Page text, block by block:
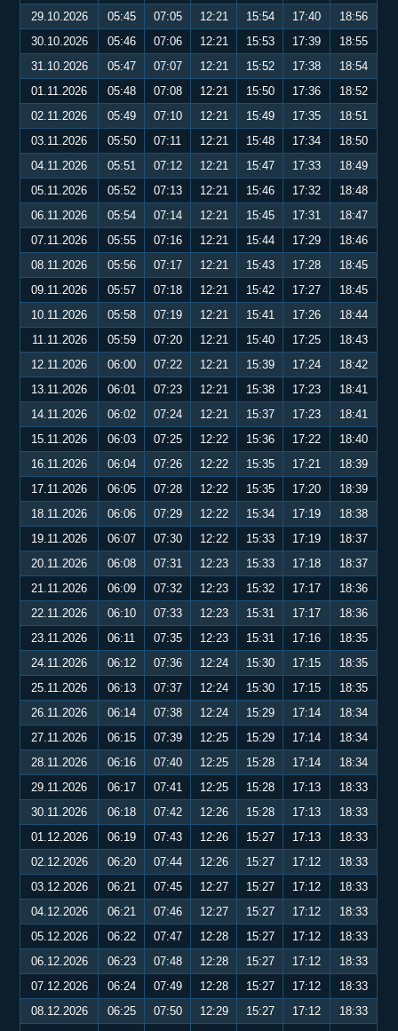
29.10.2026
05:45 07:05 12:21 15:54 17:40
18:56
30.10.2026
05:46 07:06 12:21 15:53 17:39
18:55
31.10.2026
05:47 07:07 12:21 15:52 17:38
18:54
01.11.2026
05:48 07:08 12:21 15:50 17:36
18:52
02.11.2026
05:49 07:10 12:21 15:49 17:35
18:51
03.11.2026
05:50 07:11 12:21 15:48 17:34
18:50
04.11.2026
05:51 07:12 12:21 15:47 17:33
18:49
05.11.2026
05:52 07:13 12:21 15:46 17:32
18:48
06.11.2026
05:54 07:14 12:21 15:45 17:31
18:47
07.11.2026
05:55 07:16 12:21 15:44 17:29
18:46
08.11.2026
05:56 07:17 12:21 15:43 17:28
18:45
09.11.2026
05:57 07:18 12:21 15:42 17:27
18:45
10.11.2026
05:58 07:19 12:21 15:41 17:26
18:44
11.11.2026
05:59 07:20 12:21 15:40 17:25
18:43
12.11.2026
06:00 07:22 12:21 15:39 17:24
18:42
13.11.2026
06:01 07:23 12:21 15:38 17:23
18:41
14.11.2026
06:02 07:24 12:21 15:37 17:23
18:41
15.11.2026
06:03 07:25 12:22 15:36 17:22
18:40
16.11.2026
06:04 07:26 12:22 15:35 17:21
18:39
17.11.2026
06:05 07:28 12:22 15:35 17:20
18:39
18.11.2026
06:06 07:29 12:22 15:34 17:19
18:38
19.11.2026
06:07 07:30 12:22 15:33 17:19
18:37
20.11.2026
06:08 07:31 12:23 15:33 17:18
18:37
21.11.2026
06:09 07:32 12:23 15:32 17:17
18:36
22.11.2026
06:10 07:33 12:23 15:31 17:17
18:36
23.11.2026
06:11 07:35 12:23 15:31 17:16
18:35
24.11.2026
06:12 07:36 12:24 15:30 17:15
18:35
25.11.2026
06:13 07:37 12:24 15:30 17:15
18:35
26.11.2026
06:14 07:38 12:24 15:29 17:14
18:34
27.11.2026
06:15 07:39 12:25 15:29 17:14
18:34
28.11.2026
06:16 07:40 12:25 15:28 17:14
18:34
29.11.2026
06:17 07:41 12:25 15:28 17:13
18:33
30.11.2026
06:18 07:42 12:26 15:28 17:13
18:33
01.12.2026
06:19 07:43 12:26 15:27 17:13
18:33
02.12.2026
06:20 07:44 12:26 15:27 17:12
18:33
03.12.2026
06:21 07:45 12:27 15:27 17:12
18:33
04.12.2026
06:21 07:46 12:27 15:27 17:12
18:33
05.12.2026
06:22 07:47 12:28 15:27 17:12
18:33
06.12.2026
06:23 07:48 12:28 15:27 17:12
18:33
07.12.2026
06:24 07:49 12:28 15:27 17:12
18:33
08.12.2026
06:25 07:50 12:29 15:27 17:12
18:33